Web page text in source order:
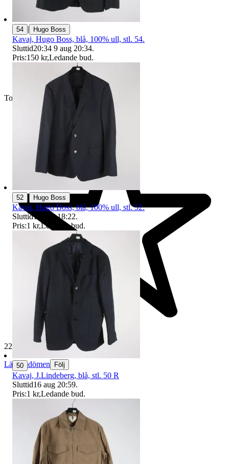
Toppsäljare
229 647 omdömen
Läs omdömen Följ
54 | Hugo Boss
Kavaj, Hugo Boss, blå, 100% ull, stl. 54.
Sluttid20:34 9 aug 20:34.
Pris:150 kr,Ledande bud.
52 Hugo Boss
Kavaj, Hugo Boss, blå, 100% ull, stl. 52.
Sluttid16 aug 18:22.
Pris:1 kr,Ledande bud.
50
Kavaj, J.Lindeberg, blå, stl. 50 R
Sluttid16 aug 20:59.
Pris:1 kr,Ledande bud.